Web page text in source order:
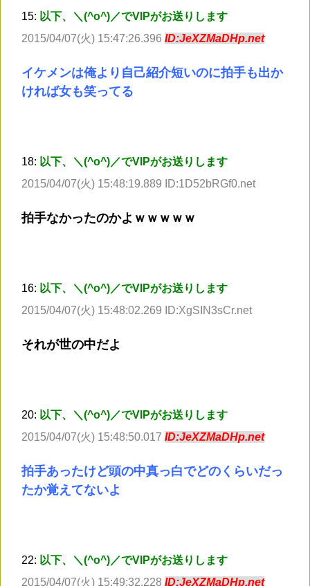
15: 以下、＼(^o^)／でVIPがお送りします
2015/04/07(火) 15:47:26.396 ID:JeXZMaDHp.net
イケメンは俺より自己紹介短いのに拍手も出か
ければ女も笑ってる
18: 以下、＼(^o^)／でVIPがお送りします
2015/04/07(火) 15:48:19.889 ID:1D52bRGf0.net
拍手なかったのかよｗｗｗｗｗ
16: 以下、＼(^o^)／でVIPがお送りします
2015/04/07(火) 15:48:02.269 ID:XgSIN3sCr.net
それが世の中だよ
20: 以下、＼(^o^)／でVIPがお送りします
2015/04/07(火) 15:48:50.017 ID:JeXZMaDHp.net
拍手あったけど頭の中真っ白でどのくらいだっ
たか覚えてないよ
22: 以下、＼(^o^)／でVIPがお送りします
2015/04/07(火) 15:49:32.228 ID:JeXZMaDHp.net